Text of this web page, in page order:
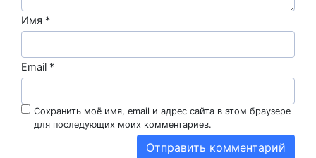
Имя *
Email *
Сохранить моё имя, email и адрес сайта в этом браузере
для последующих моих комментариев.